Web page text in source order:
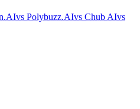
vs Polybuzz.AIvs Chub AIvs